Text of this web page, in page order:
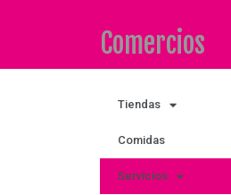
Comercios
Tiendas
Comidas
Servicios